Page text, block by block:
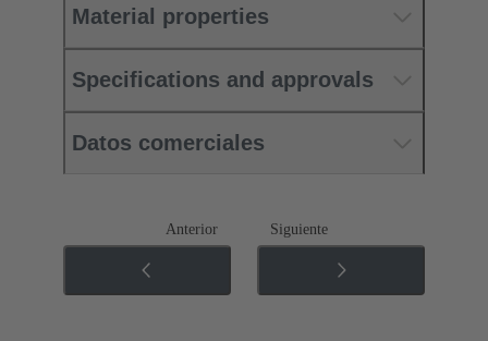
Material properties
Specifications and approvals
Datos comerciales
Anterior Siguiente